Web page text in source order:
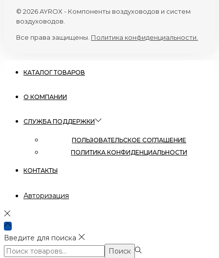
© 2026 AYROX - Компоненты воздуховодов и систем
воздуховодов.
Все права защищены. Политика конфиденциальности.
КАТАЛОГ ТОВАРОВ
О КОМПАНИИ
СЛУЖБА ПОДДЕРЖКИ
ПОЛЬЗОВАТЕЛЬСКОЕ СОГЛАШЕНИЕ
ПОЛИТИКА КОНФИДЕНЦИАЛЬНОСТИ
КОНТАКТЫ
Авторизация
Введите для поиска
Поиск:>
Поиск